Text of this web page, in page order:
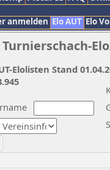
anmelden Elo AUT Elo
Elolisten Stand